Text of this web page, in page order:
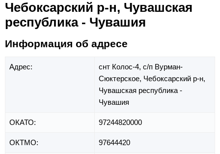
Чебоксарский р-н, Чувашская
республика - Чувашия
Информация об адресе
Адрес: снт Колос-4, с/п Вурман-
Сюктерское, Чебоксарский р-н,
Чувашская республика -
Чувашия
ОКАТО: 97244820000
ОКТМО: 97644420